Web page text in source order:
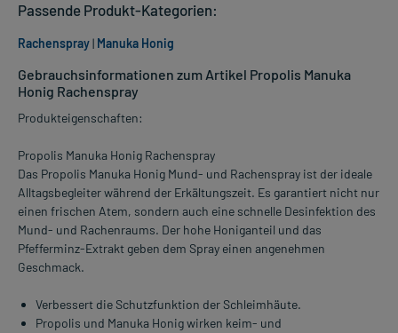
Gebrauchsinformationen zum Artikel Propolis Manuka
Honig Rachenspray
Produkteigenschaften:
Propolis Manuka Honig Rachenspray
Das Propolis Manuka Honig Mund- und Rachenspray ist der ideale
Alltagsbegleiter während der Erkältungszeit. Es garantiert nicht nur
einen frischen Atem, sondern auch eine schnelle Desinfektion des
Mund- und Rachenraums. Der hohe Honiganteil und das
Pfefferminz-Extrakt geben dem Spray einen angenehmen
Geschmack.
Verbessert die Schutzfunktion der Schleimhäute.
Propolis und Manuka Honig wirken keim- und
Passende Produkt-Kategorien:
Rachenspray| Manuka Honig